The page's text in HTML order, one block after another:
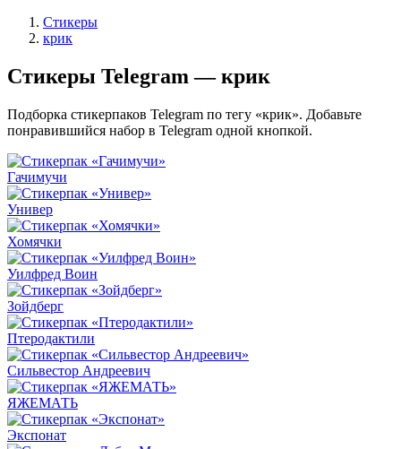
Стикеры
крик
Стикеры Telegram — крик
Подборка стикерпаков Telegram по тегу «крик». Добавьте
понравившийся набор в Telegram одной кнопкой.
Гачимучи
Универ
Хомячки
Уилфред Воин
Зойдберг
Птеродактили
Сильвестор Андреевич
ЯЖЕМАТЬ
Экспонат